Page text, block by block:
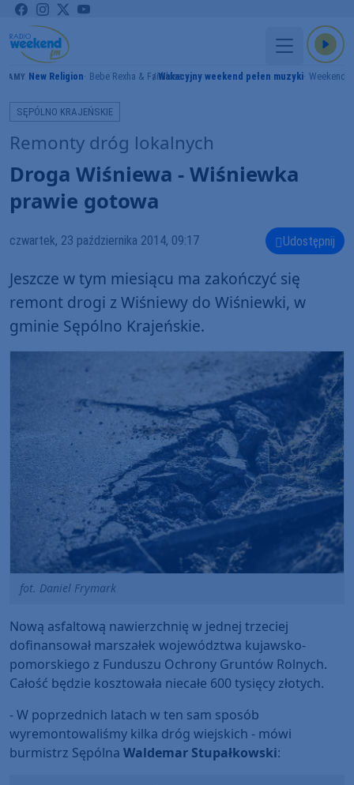
New Religion Bebe Rexha & FaithlessWakacyjny weekend pełen muzyki Weekend
SĘPÓLNO KRAJEŃSKIE
Remonty dróg lokalnych
Droga Wiśniewa - Wiśniewka
prawie gotowa
czwartek, 23 października 2014, 09:17 Udostępnij
Jeszcze w tym miesiącu ma zakończyć się
remont drogi z Wiśniewy do Wiśniewki, w
gminie Sępólno Krajeńskie.
fot. Daniel Frymark
Nową asfaltową nawierzchnię w jednej trzeciej
dofinansował marszałek województwa kujawsko-
pomorskiego z Funduszu Ochrony Gruntów Rolnych.
Całość będzie kosztowała niecałe 600 tysięcy złotych.
- W poprzednich latach w ten sam sposób
wyremontowaliśmy kilka dróg wiejskich - mówi
burmistrz Sępólna Waldemar Stupałkowski: